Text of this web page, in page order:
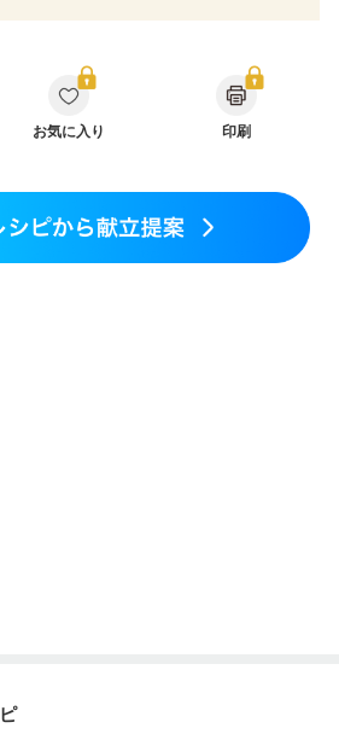
糖尿病性腎症（第２期）
CKD（ステージ１）
CKD（ステージ３a）
過観察中の方など
）
過観察中の方
お気に入り 印刷